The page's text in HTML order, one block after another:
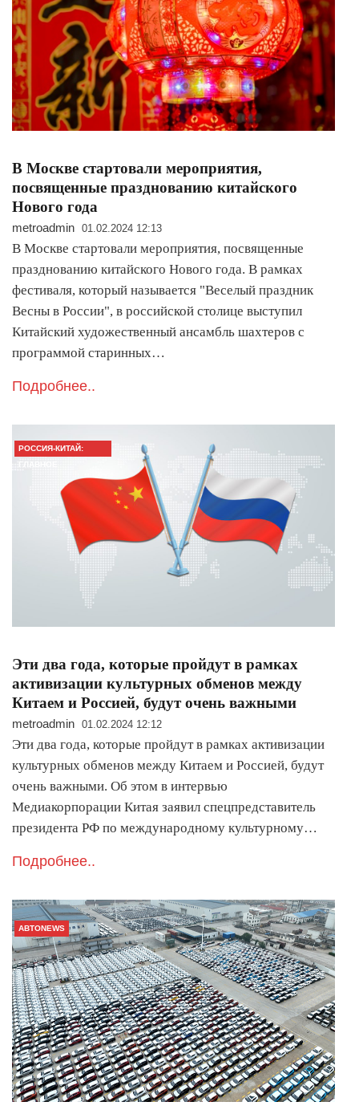
В Москве стартовали мероприятия,
посвященные празднованию китайского
Нового года
metroadmin 01.02.2024 12:13
В Москве стартовали мероприятия, посвященные
празднованию китайского Нового года. В рамках
фестиваля, который называется "Веселый праздник
Весны в России", в российской столице выступил
Китайский художественный ансамбль шахтеров с
программой старинных…
Подробнее..
РОССИЯ-КИТАЙ:
ГЛАВНОЕ
Эти два года, которые пройдут в рамках
активизации культурных обменов между
Китаем и Россией, будут очень важными
metroadmin 01.02.2024 12:12
Эти два года, которые пройдут в рамках активизации
культурных обменов между Китаем и Россией, будут
очень важными. Об этом в интервью
Медиакорпорации Китая заявил спецпредставитель
президента РФ по международному культурному…
Подробнее..
АВТОNEWS